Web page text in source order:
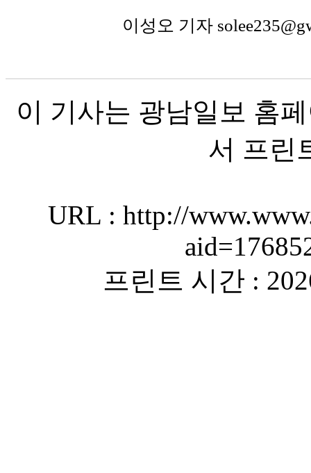
이성오 기자
이 기사는 광남일보 홈
서 프린
URL : http://
프린트 시간 :